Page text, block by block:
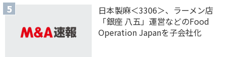
日本製麻＜3306＞、ラーメン店
「銀座 八五」運営などのFood
Operation Japanを子会社化